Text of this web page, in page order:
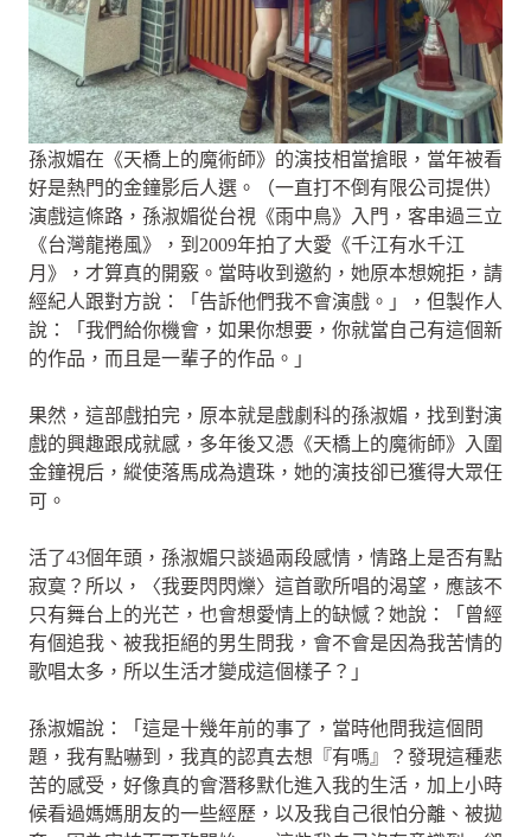
孫淑媚在《天橋上的魔術師》的演技相當搶眼，當年被看
好是熱門的金鐘影后人選。（一直打不倒有限公司提供）
演戲這條路，孫淑媚從台視《雨中鳥》入門，客串過三立
《台灣龍捲風》，到2009年拍了大愛《千江有水千江
月》，才算真的開竅。當時收到邀約，她原本想婉拒，請
經紀人跟對方說：「告訴他們我不會演戲。」，但製作人
說：「我們給你機會，如果你想要，你就當自己有這個新
的作品，而且是一輩子的作品。」
果然，這部戲拍完，原本就是戲劇科的孫淑媚，找到對演
戲的興趣跟成就感，多年後又憑《天橋上的魔術師》入圍
金鐘視后，縱使落馬成為遺珠，她的演技卻已獲得大眾任
可。
活了43個年頭，孫淑媚只談過兩段感情，情路上是否有點
寂寞？所以，〈我要閃閃爍〉這首歌所唱的渴望，應該不
只有舞台上的光芒，也會想愛情上的缺憾？她說：「曾經
有個追我、被我拒絕的男生問我，會不會是因為我苦情的
歌唱太多，所以生活才變成這個樣子？」
孫淑媚說：「這是十幾年前的事了，當時他問我這個問
題，我有點嚇到，我真的認真去想『有嗎』？發現這種悲
苦的感受，好像真的會潛移默化進入我的生活，加上小時
候看過媽媽朋友的一些經歷，以及我自己很怕分離、被拋